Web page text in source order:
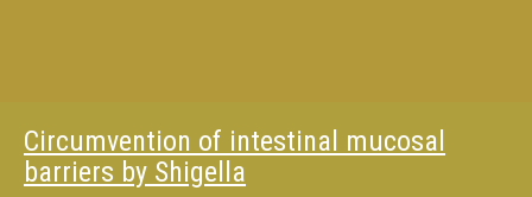
Circumvention of intestinal mucosal
barriers by Shigella